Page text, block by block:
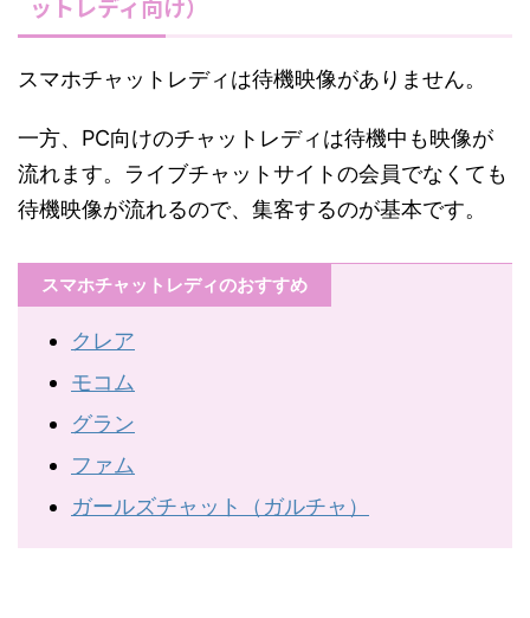
ットレディ向け）
スマホチャットレディは待機映像がありません。
一方、PC向けのチャットレディは待機中も映像が
流れます。ライブチャットサイトの会員でなくても
待機映像が流れるので、集客するのが基本です。
スマホチャットレディのおすすめ
クレア
モコム
グラン
ファム
ガールズチャット（ガルチャ）